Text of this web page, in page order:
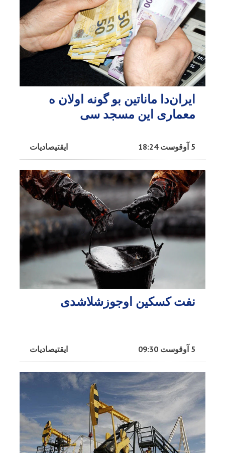
ایران‌دا ماناتین بو گونه اولان ه
معماری این مسجد سی
ایقتیصادیات 5 آوقوست 18:24
نفت کسکین اوجوزشلاشدی
ایقتیصادیات 5 آوقوست 09:30